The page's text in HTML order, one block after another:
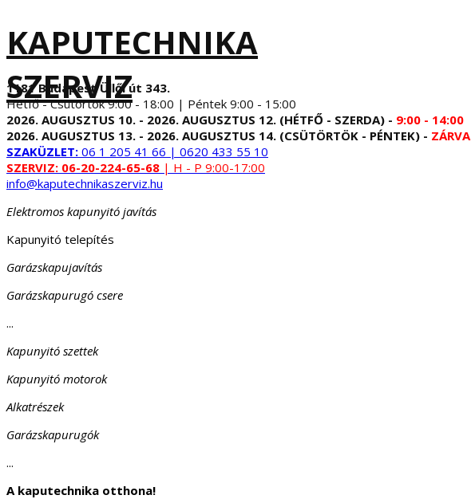
KAPUTECHNIKA
SZERVIZ
1181 Budapest Üllői út 343.
Hétfő - Csütörtök 9:00 - 18:00 | Péntek 9:00 - 15:00
2026. AUGUSZTUS 10. - 2026. AUGUSZTUS 12. (HÉTFŐ - SZERDA) - 9:00 - 14:00
2026. AUGUSZTUS 13. - 2026. AUGUSZTUS 14. (CSÜTÖRTÖK - PÉNTEK) - ZÁRVA
SZAKÜZLET: 06 1 205 41 66 | 0620 433 55 10
SZERVIZ: 06-20-224-65-68 | H - P 9:00-17:00
info@kaputechnikaszerviz.hu
Elektromos kapunyitó javítás
Kapunyitó telepítés
Garázskapujavítás
Garázskapurugó csere
...
Kapunyitó szettek
Kapunyitó motorok
Alkatrészek
Garázskapurugók
...
A kaputechnika otthona!